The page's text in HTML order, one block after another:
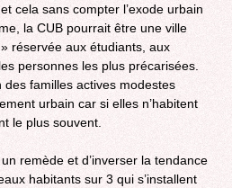
cela sans compter l’exode urbain
la CUB pourrait être une ville
réservée aux étudiants, aux
personnes les plus précarisées.
des familles actives modestes
urbain car si elles n’habitent
le plus souvent.
remède et d’inverser la tendance
habitants sur 3 qui s’installent